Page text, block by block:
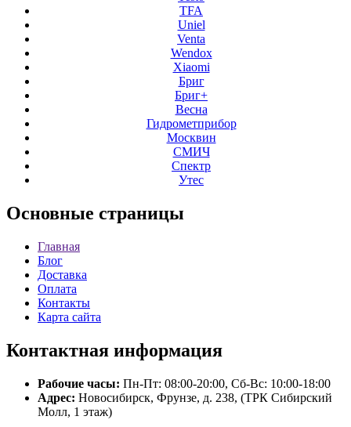
TFA
Uniel
Venta
Wendox
Xiaomi
Бриг
Бриг+
Весна
Гидрометприбор
Москвин
СМИЧ
Спектр
Утес
Основные страницы
Главная
Блог
Доставка
Оплата
Контакты
Карта сайта
Контактная информация
Рабочие часы: Пн-Пт: 08:00-20:00, Сб-Вс: 10:00-18:00
Адрес: Новосибирск, Фрунзе, д. 238, (ТРК Сибирский
Молл, 1 этаж)